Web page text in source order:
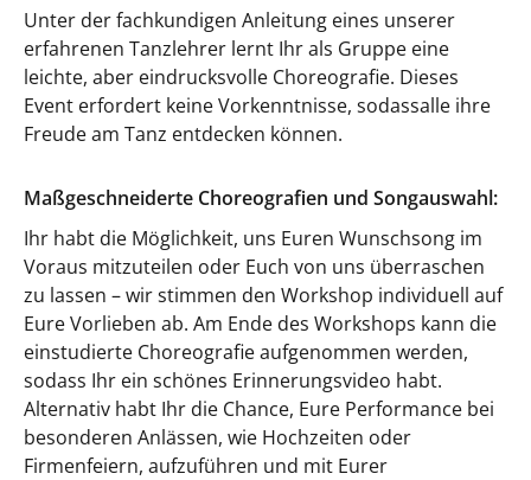
Unter der fachkundigen Anleitung eines unserer
erfahrenen Tanzlehrer lernt Ihr als Gruppe eine
leichte, aber eindrucksvolle Choreografie. Dieses
Event erfordert keine Vorkenntnisse, sodassalle ihre
Freude am Tanz entdecken können.
Maßgeschneiderte Choreografien und Songauswahl:
Ihr habt die Möglichkeit, uns Euren Wunschsong im
Voraus mitzuteilen oder Euch von uns überraschen
zu lassen – wir stimmen den Workshop individuell auf
Eure Vorlieben ab. Am Ende des Workshops kann die
einstudierte Choreografie aufgenommen werden,
sodass Ihr ein schönes Erinnerungsvideo habt.
Alternativ habt Ihr die Chance, Eure Performance bei
besonderen Anlässen, wie Hochzeiten oder
Firmenfeiern, aufzuführen und mit Eurer